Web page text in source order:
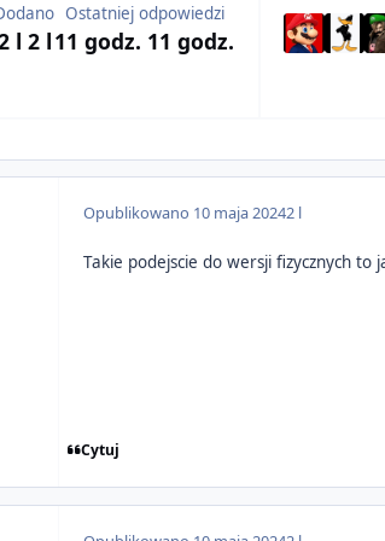
l 2 l
Ostatniej odpowiedzi
11 godz. 11 godz.
Opublikowano 10 maja 20242 l
Takie podejscie do wersji fizycznych to
Cytuj